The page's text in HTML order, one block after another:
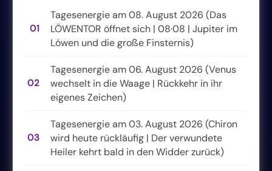
01
Tagesenergie am 08. August 2026 (Das
LÖWENTOR öffnet sich | 08·08 | Jupiter im
Löwen und die große Finsternis)
02
Tagesenergie am 06. August 2026 (Venus
wechselt in die Waage | Rückkehr in ihr
eigenes Zeichen)
03
Tagesenergie am 03. August 2026 (Chiron
wird heute rückläufig | Der verwundete
Heiler kehrt bald in den Widder zurück)